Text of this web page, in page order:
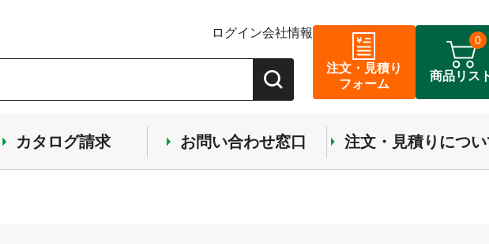
ログイン会社情報
注文・見積り
フォーム
商品リス
0
カタログ請求 お問い合わせ窓口 注文・見積りにつ